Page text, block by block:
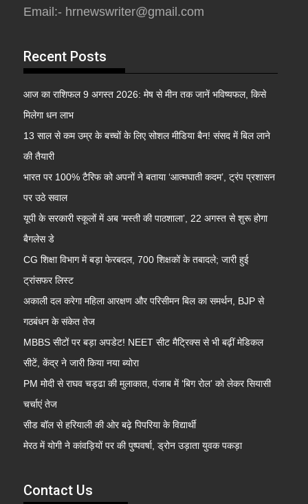
Email:- hrnewswriter@gmail.com
Recent Posts
आज का राशिफल 9 अगस्त 2026: मेष से मीन तक जानें भविष्यफल, किसे
मिलेगा धन लाभ
13 साल से कम उम्र के बच्चों के लिए सोशल मीडिया बैन! संसद में बिल लाने
की तैयारी
भारत पर 100% टैरिफ को अपनों ने बताया ‘आत्मघाती कदम’, ट्रंप प्रशासन
पर उठे सवाल
यूपी के सरकारी स्कूलों में अब ‘मस्ती की पाठशाला’, 22 अगस्त से शुरू होगा
बैगलेस डे
CG शिक्षा विभाग में बड़ा फेरबदल, 700 शिक्षकों के तबादले; जारी हुई
ट्रांसफर लिस्ट
अकाली दल करेगा महिला आरक्षण और परिसीमन बिल का समर्थन, BJP से
गठबंधन के संकेत तेज
MBBS सीटों पर बड़ा अपडेट! NEET सीट मैट्रिक्स से भी बढ़ीं मेडिकल
सीटें, केंद्र ने जारी किया नया ब्योरा
PM मोदी से राघव चड्ढा की मुलाकात, पंजाब में ‘बिग रोल’ को लेकर सियासी
चर्चाएं तेज
सीड बॉल से हरियाली की ओर बढ़े पिपरिया के विद्यार्थी
मेरठ में योगी ने कांवड़ियों पर की पुष्पवर्षा, ड्रोन उड़ाता युवक पकड़ा
Contact Us